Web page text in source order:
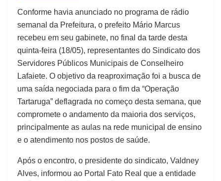
Conforme havia anunciado no programa de rádio
semanal da Prefeitura, o prefeito Mário Marcus
recebeu em seu gabinete, no final da tarde desta
quinta-feira (18/05), representantes do Sindicato dos
Servidores Públicos Municipais de Conselheiro
Lafaiete. O objetivo da reaproximação foi a busca de
uma saída negociada para o fim da “Operação
Tartaruga” deflagrada no começo desta semana, que
compromete o andamento da maioria dos serviços,
principalmente as aulas na rede municipal de ensino
e o atendimento nos postos de saúde.
Após o encontro, o presidente do sindicato, Valdney
Alves, informou ao Portal Fato Real que a entidade